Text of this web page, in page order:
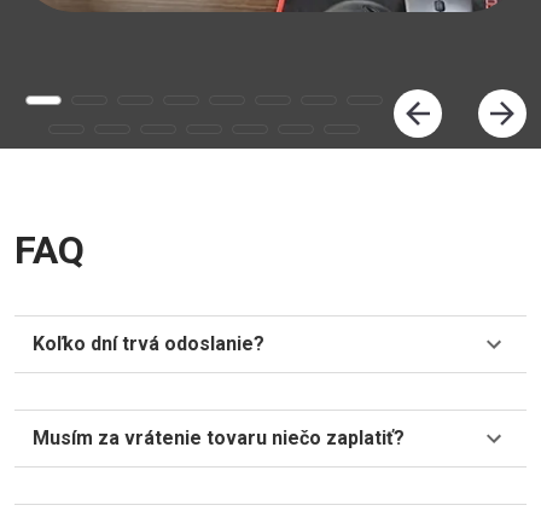
Oddelenie ľudských zdrojov je kľúčové funkčné
súvisiacich s ľudskými zdrojmi. Je jadrom
motor", poskytuje silovú podporu pre riadnu prevádzku
a udržateľný rozvoj celej organizácie, koordinuje a
koordinuje rôzne úlohy súvisiace s ľudskými zdrojmi a
zohráva zásadnú úlohu v celkovej efektívnosti a
dlhodobom rozvoji organizácie.
FAQ
Koľko dní trvá odoslanie?
Musím za vrátenie tovaru niečo zaplatiť?